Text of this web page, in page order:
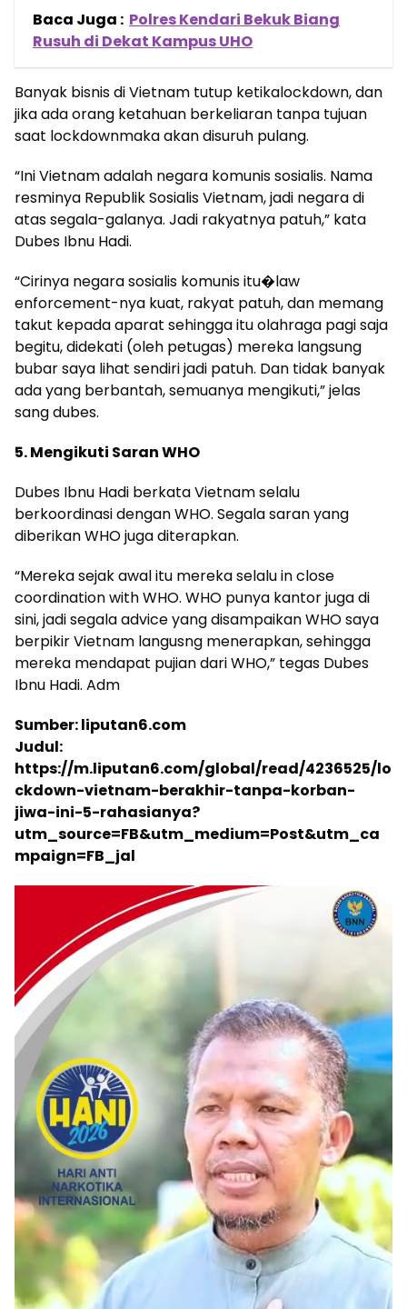
Baca Juga : Polres Kendari Bekuk Biang
Rusuh di Dekat Kampus UHO
Banyak bisnis di Vietnam tutup ketikalockdown, dan
jika ada orang ketahuan berkeliaran tanpa tujuan
saat lockdownmaka akan disuruh pulang.
“Ini Vietnam adalah negara komunis sosialis. Nama
resminya Republik Sosialis Vietnam, jadi negara di
atas segala-galanya. Jadi rakyatnya patuh,” kata
Dubes Ibnu Hadi.
“Cirinya negara sosialis komunis itu�law
enforcement-nya kuat, rakyat patuh, dan memang
takut kepada aparat sehingga itu olahraga pagi saja
begitu, didekati (oleh petugas) mereka langsung
bubar saya lihat sendiri jadi patuh. Dan tidak banyak
ada yang berbantah, semuanya mengikuti,” jelas
sang dubes.
5. Mengikuti Saran WHO
Dubes Ibnu Hadi berkata Vietnam selalu
berkoordinasi dengan WHO. Segala saran yang
diberikan WHO juga diterapkan.
“Mereka sejak awal itu mereka selalu in close
coordination with WHO. WHO punya kantor juga di
sini, jadi segala advice yang disampaikan WHO saya
berpikir Vietnam langusng menerapkan, sehingga
mereka mendapat pujian dari WHO,” tegas Dubes
Ibnu Hadi. Adm
Sumber: liputan6.com
Judul:
https://m.liputan6.com/global/read/4236525/lo
ckdown-vietnam-berakhir-tanpa-korban-
jiwa-ini-5-rahasianya?
utm_source=FB&utm_medium=Post&utm_ca
mpaign=FB_jal